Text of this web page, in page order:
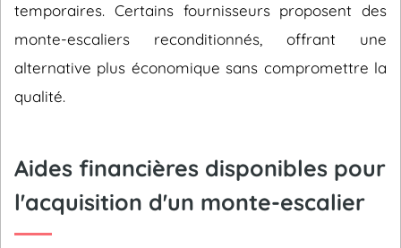
temporaires. Certains fournisseurs proposent des
monte-escaliers reconditionnés, offrant une
alternative plus économique sans compromettre la
qualité.
Aides financières disponibles pour
l'acquisition d'un monte-escalier